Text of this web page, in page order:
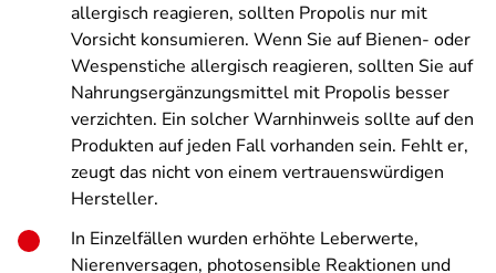
allergisch reagieren, sollten Propolis nur mit
Vorsicht konsumieren. Wenn Sie auf Bienen- oder
Wespenstiche allergisch reagieren, sollten Sie auf
Nahrungsergänzungsmittel mit Propolis besser
verzichten. Ein solcher Warnhinweis sollte auf den
Produkten auf jeden Fall vorhanden sein. Fehlt er,
zeugt das nicht von einem vertrauenswürdigen
Hersteller.
In Einzelfällen wurden erhöhte Leberwerte,
Nierenversagen, photosensible Reaktionen und